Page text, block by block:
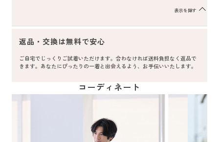
表示を隠す
返品・交換は無料で安心
ご自宅でじっくりご試着いただけます。合わなければ送料負担なく返品で
きます。あなたにぴったりの一着と出会えるよう、お手伝いいたします。
コーディネート